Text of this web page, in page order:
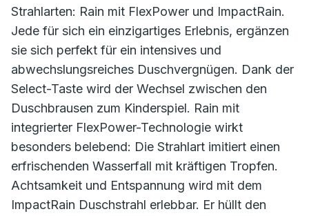
Strahlarten: Rain mit FlexPower und ImpactRain.
Jede für sich ein einzigartiges Erlebnis, ergänzen
sie sich perfekt für ein intensives und
abwechslungsreiches Duschvergnügen. Dank der
Select-Taste wird der Wechsel zwischen den
Duschbrausen zum Kinderspiel. Rain mit
integrierter FlexPower-Technologie wirkt
besonders belebend: Die Strahlart imitiert einen
erfrischenden Wasserfall mit kräftigen Tropfen.
Achtsamkeit und Entspannung wird mit dem
ImpactRain Duschstrahl erlebbar. Er hüllt den